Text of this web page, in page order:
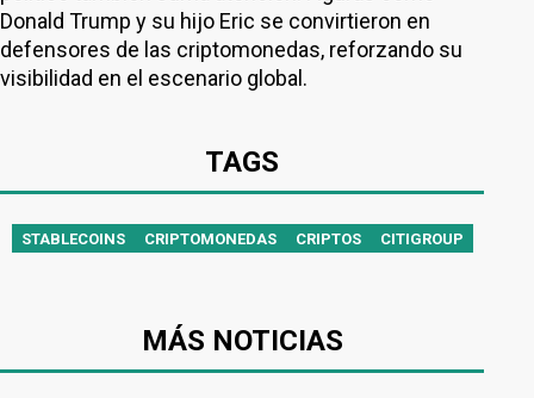
Donald Trump y su hijo Eric se convirtieron en
defensores de las criptomonedas, reforzando su
visibilidad en el escenario global.
TAGS
STABLECOINS CRIPTOMONEDAS CRIPTOS CITIGROUP
MÁS NOTICIAS